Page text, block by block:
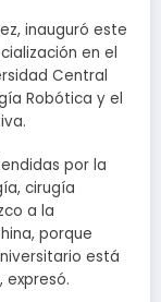
inauguró este
en el
Central
Robótica y el
por la
cirugía
a la
porque
está
expresó.